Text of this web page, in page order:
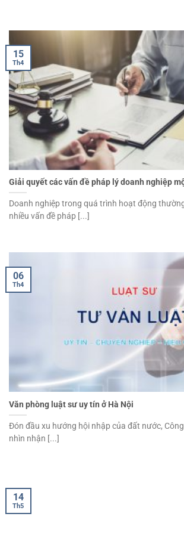
Giải quyết các vấn đề pháp lý doanh nghiệp
Doanh nghiệp trong quá trình hoạt động
nhiều vấn đề pháp [...]
15
Th4
Văn phòng luật sư uy tín ở Hà Nội
Đón đầu xu hướng hội nhập của đất nước,
nhìn nhận [...]
06
Th4
14
Th5